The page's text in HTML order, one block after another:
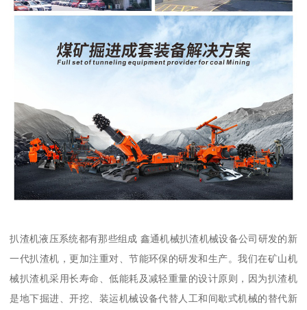
扒渣机液压系统都有那些组成 鑫通机械扒渣机械设备公司研发的新
一代扒渣机，更加注重对、节能环保的研发和生产。我们在矿山机
械扒渣机采用长寿命、低能耗及减轻重量的设计原则，因为扒渣机
是地下掘进、开挖、装运机械设备代替人工和间歇式机械的替代新